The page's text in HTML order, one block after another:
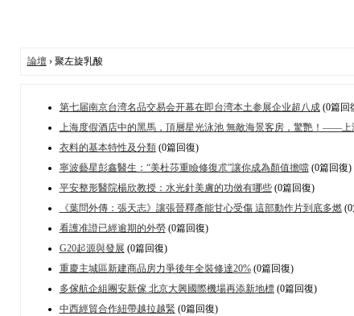
論壇› 聚左旋乳酸
第七届南京台湾名品交易会开幕在即台湾本土参展企业超八成(0篇回
上海度假酒店中的黑馬，頂層星光泳池 無敵海景客房，驚艷！——上
衣料的基本特性及分類(0篇回復)
寧波藝星彭鑫醫生：“美杜莎重瞼修復朮”讓你成為顏值擔噹(0篇回復)
平安整形醫院楊欣教授：水光針美膚的功傚有哪些(0篇回復)
《葉問外傳：張天志》讓張晉釋彥能甘心受傷 這部動作片到底多燃(0
看護准證已經逾期的外勞(0篇回復)
G20起源與發展 (0篇回復)
重慶主城區新建商品房力爭後年全裝修達20%(0篇回復)
多傢航企組團安新傢 北京大興國際機場再添新地標(0篇回復)
中西經貿合作紐帶越拉越緊 (0篇回復)